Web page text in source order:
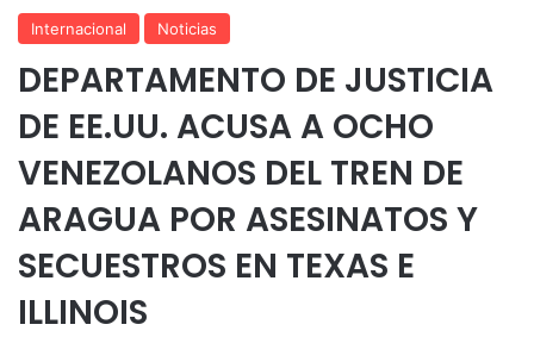
Internacional Noticias
DEPARTAMENTO DE JUSTICIA
DE EE.UU. ACUSA A OCHO
VENEZOLANOS DEL TREN DE
ARAGUA POR ASESINATOS Y
SECUESTROS EN TEXAS E
ILLINOIS